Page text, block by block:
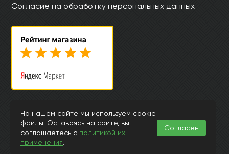
Согласие на обработку персональных данных
© Интернет магазин laminat-aquafloor.ru 2015-2026
Информация, представленная на страницах данного сайта, носит
исключительно ознакомительный характер и ни при каких
обстоятельствах и условиях не может считаться публичной офертой,
подпадающей под положения ст.435 и 437 Гражданского Кодекса РФ.
На нашем сайте мы используем cookie
файлы. Оставаясь на сайте, вы
соглашаетесь с политикой их
применения.
Согласен